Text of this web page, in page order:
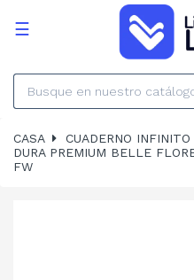
Navegación
☰
CASA CUADERNO INFINITO
DURA PREMIUM BELLE
FW